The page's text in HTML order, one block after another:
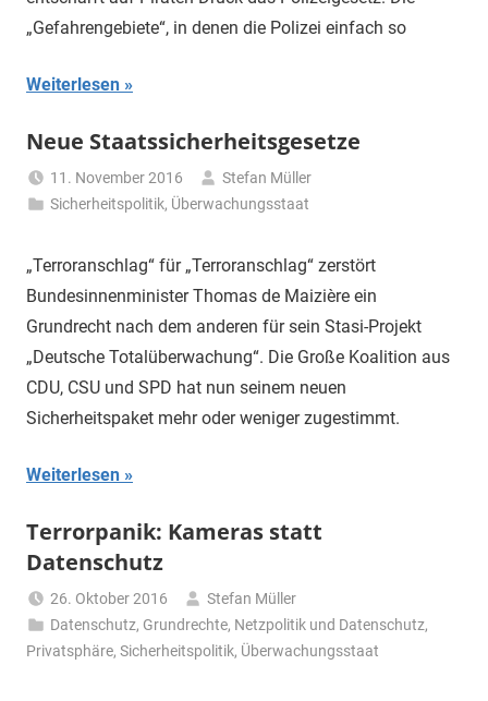
„Gefahrengebiete“, in denen die Polizei einfach so
Weiterlesen
Neue Staatssicherheitsgesetze
11. November 2016
Stefan Müller
Sicherheitspolitik, Überwachungsstaat
„Terroranschlag“ für „Terroranschlag“ zerstört
Bundesinnenminister Thomas de Maizière ein
Grundrecht nach dem anderen für sein Stasi-Projekt
„Deutsche Totalüberwachung“. Die Große Koalition aus
CDU, CSU und SPD hat nun seinem neuen
Sicherheitspaket mehr oder weniger zugestimmt.
Weiterlesen
Terrorpanik: Kameras statt
Datenschutz
26. Oktober 2016
Stefan Müller
Datenschutz, Grundrechte, Netzpolitik und Datenschutz,
Privatsphäre, Sicherheitspolitik, Überwachungsstaat